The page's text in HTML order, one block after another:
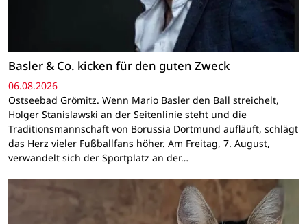
Basler & Co. kicken für den guten Zweck
06.08.2026
Ostseebad Grömitz. Wenn Mario Basler den Ball streichelt,
Holger Stanislawski an der Seitenlinie steht und die
Traditionsmannschaft von Borussia Dortmund aufläuft, schlägt
das Herz vieler Fußballfans höher. Am Freitag, 7. August,
verwandelt sich der Sportplatz an der…